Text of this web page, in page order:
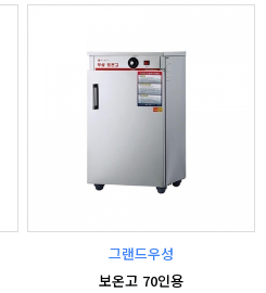
그랜드우성
보온고 70인용